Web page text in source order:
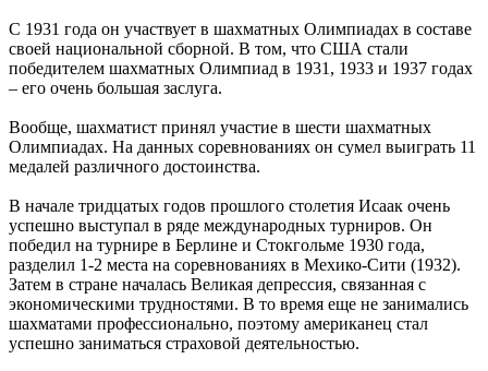
С 1931 года он участвует в шахматных Олимпиадах в составе
своей национальной сборной. В том, что США стали
победителем шахматных Олимпиад в 1931, 1933 и 1937 годах
– его очень большая заслуга.
Вообще, шахматист принял участие в шести шахматных
Олимпиадах. На данных соревнованиях он сумел выиграть 11
медалей различного достоинства.
В начале тридцатых годов прошлого столетия Исаак очень
успешно выступал в ряде международных турниров. Он
победил на турнире в Берлине и Стокгольме 1930 года,
разделил 1-2 места на соревнованиях в Мехико-Сити (1932).
Затем в стране началась Великая депрессия, связанная с
экономическими трудностями. В то время еще не занимались
шахматами профессионально, поэтому американец стал
успешно заниматься страховой деятельностью.